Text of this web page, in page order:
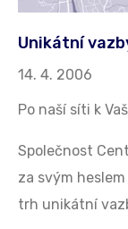
Unikátní
14. 4. 2006
Po naší síti k
Společnost
za svým
trh unikátní